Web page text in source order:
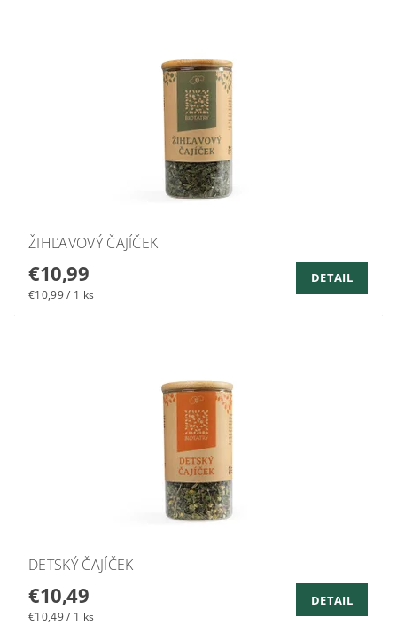
ŽIHĽAVOVÝ ČAJÍČEK
€10,99
€10,99 / 1 ks
DETAIL
DETSKÝ ČAJÍČEK
€10,49
€10,49 / 1 ks
DETAIL